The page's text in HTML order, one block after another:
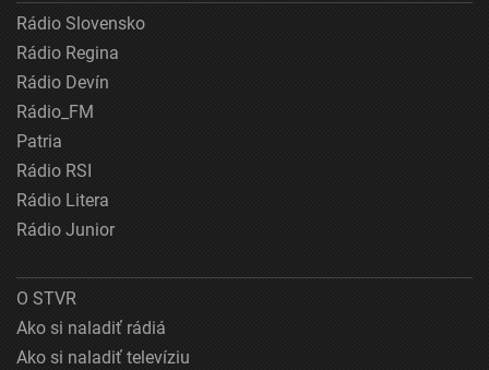
Rádio Slovensko
Rádio Regina
Rádio Devín
Rádio_FM
Patria
Rádio RSI
Rádio Litera
Rádio Junior
O STVR
Ako si naladiť rádiá
Ako si naladiť televíziu